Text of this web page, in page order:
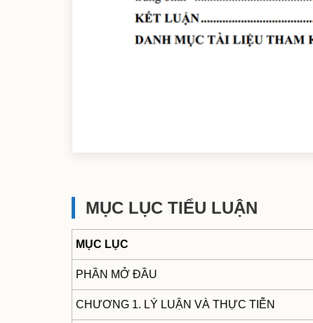
MỤC LỤC TIỂU LUẬN
MỤC LỤC
PHẦN MỞ ĐẦU
CHƯƠNG 1. LÝ LUẬN VÀ THỰC TIỄN